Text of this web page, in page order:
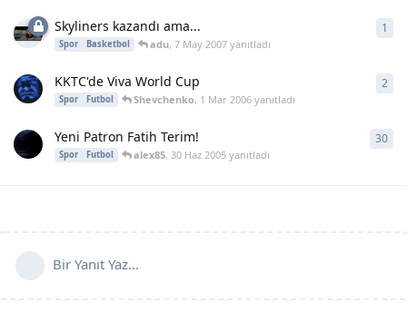
Skyliners kazandı ama...
Spor Basketbol adu, 7 May 2007yanıtladı
1
KKTC'de Viva World Cup
Spor Futbol Shevchenko, 1 Mar 2006yanıtladı
2
Yeni Patron Fatih Terim!
Spor Futbol alex85, 30 Haz 2005yanıtladı
30
Bir Yanıt Yaz...